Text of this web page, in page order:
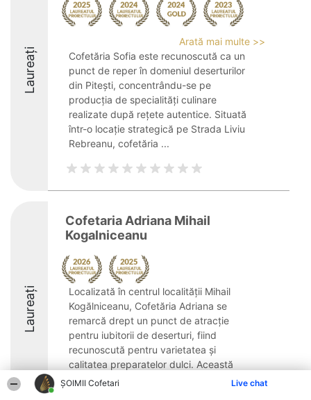
ȘOIMII Cofetari Live chat
Laureați
Arată mai multe >>
Cofetăria Sofia este recunoscută ca un
punct de reper în domeniul deserturilor
din Pitești, concentrându-se pe
producția de specialități culinare
realizate după rețete autentice. Situată
într-o locație strategică pe Strada Liviu
Rebreanu, cofetăria ...
Laureați
Cofetaria Adriana Mihail
Kogalniceanu
Localizată în centrul localității Mihail
Kogălniceanu, Cofetăria Adriana se
remarcă drept un punct de atracție
pentru iubitorii de deserturi, fiind
recunoscută pentru varietatea și
calitatea preparatelor dulci. Această
cofetărie este cunoscută ...